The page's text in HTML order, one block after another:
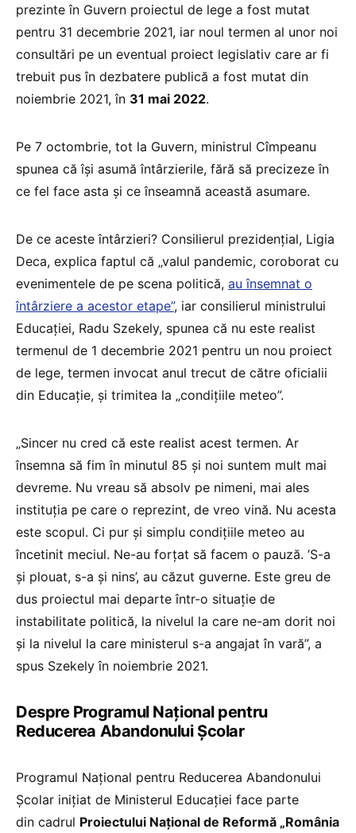
prezinte în Guvern proiectul de lege a fost mutat
pentru 31 decembrie 2021, iar noul termen al unor noi
consultări pe un eventual proiect legislativ care ar fi
trebuit pus în dezbatere publică a fost mutat din
noiembrie 2021, în 31 mai 2022.
Pe 7 octombrie, tot la Guvern, ministrul Cîmpeanu
spunea că își asumă întârzierile, fără să precizeze în
ce fel face asta și ce înseamnă această asumare.
De ce aceste întârzieri? Consilierul prezidențial, Ligia
Deca, explica faptul că „valul pandemic, coroborat cu
evenimentele de pe scena politică, au însemnat o
întârziere a acestor etape”, iar consilierul ministrului
Educației, Radu Szekely, spunea că nu este realist
termenul de 1 decembrie 2021 pentru un nou proiect
de lege, termen invocat anul trecut de către oficialii
din Educație, și trimitea la „condițiile meteo”.
„Sincer nu cred că este realist acest termen. Ar
însemna să fim în minutul 85 și noi suntem mult mai
devreme. Nu vreau să absolv pe nimeni, mai ales
instituția pe care o reprezint, de vreo vină. Nu acesta
este scopul. Ci pur și simplu condițiile meteo au
încetinit meciul. Ne-au forțat să facem o pauză. ’S-a
și plouat, s-a și nins’, au căzut guverne. Este greu de
dus proiectul mai departe într-o situație de
instabilitate politică, la nivelul la care ne-am dorit noi
și la nivelul la care ministerul s-a angajat în vară”, a
spus Szekely în noiembrie 2021.
Despre Programul Național pentru
Reducerea Abandonului Școlar
Programul Național pentru Reducerea Abandonului
Școlar inițiat de Ministerul Educației face parte
din cadrul Proiectului Național de Reformă „România